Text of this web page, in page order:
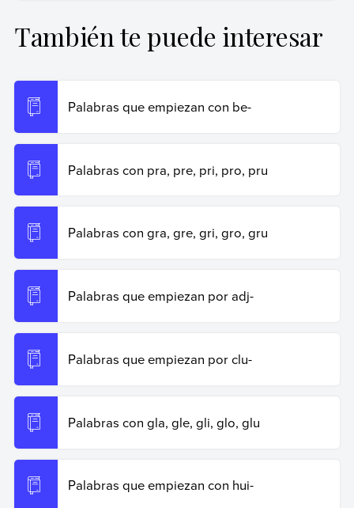
Rabotnikof, Vanesa (25 de octubre de 2024).Palabras
Recuperado el 19 de junio de 2026 de
https://www.ejemplos.co/palabras-con-la-le-li-lo-lu/
Copiar cita
También te puede interesar
Palabras que empiezan con be-
Palabras con pra, pre, pri, pro, pru
Palabras con gra, gre, gri, gro, gru
Palabras que empiezan por adj-
Palabras que empiezan por clu-
Palabras con gla, gle, gli, glo, glu
Palabras que empiezan con hui-